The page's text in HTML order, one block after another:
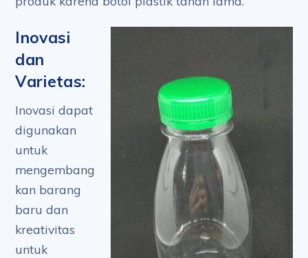
Inovasi
dan
Varietas:
Inovasi dapat
digunakan
untuk
mengembang
kan barang
baru dan
kreativitas
untuk